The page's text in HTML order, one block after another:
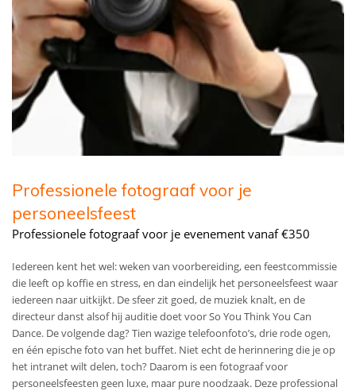
Professionele fotograaf voor je
personeelsfeest
Professionele fotograaf voor je evenement vanaf €350
Iedereen kent het wel: weken van voorbereiding, een feestcommissie
die leeft op koffie en stress, en dan eindelijk het personeelsfeest waar
iedereen naar uitkijkt. De sfeer zit goed, de muziek knalt, en de
directeur danst alsof hij auditie doet voor So You Think You Can
Dance. De volgende dag? Tien wazige telefoonfoto’s, drie rode ogen,
en één epische foto van het buffet. Niet echt de herinnering die je op
het intranet wilt delen, toch? Daarom is een fotograaf voor
personeelsfeesten geen luxe, maar pure noodzaak. Deze professional